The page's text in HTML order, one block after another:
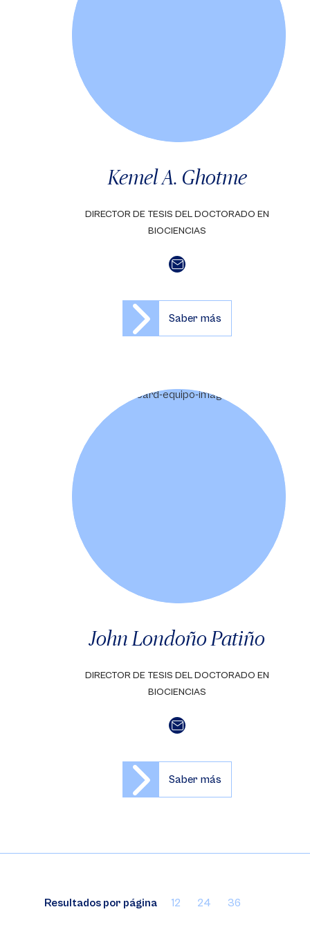
Kemel A. Ghotme
DIRECTOR DE TESIS DEL DOCTORADO EN
BIOCIENCIAS
Saber más
John Londoño Patiño
DIRECTOR DE TESIS DEL DOCTORADO EN
BIOCIENCIAS
Saber más
Resultados por página 12 24 36